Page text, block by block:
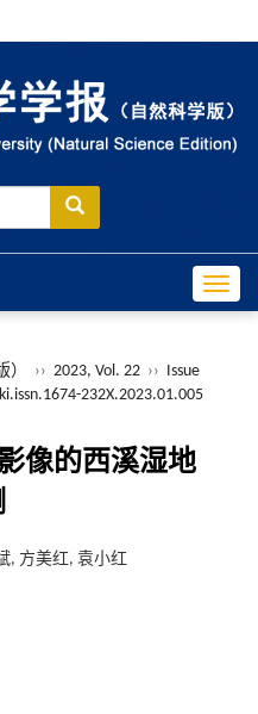
›› 2023, Vol. 22 ›› Issue
232X.2023.01.005
像的西溪湿地
, 方美红, 袁小红